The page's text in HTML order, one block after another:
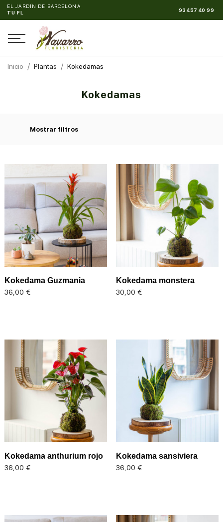
EL JARDÍN DE BARCELONA
UNA PASIÓN
93 457 40 99
Inicio Plantas Kokedamas
Kokedamas
Mostrar filtros
Kokedama Guzmania
Precio
36,00 €
Kokedama monstera
Precio
30,00 €
Kokedama anthurium rojo
Precio
36,00 €
Kokedama sansiviera
Precio
36,00 €